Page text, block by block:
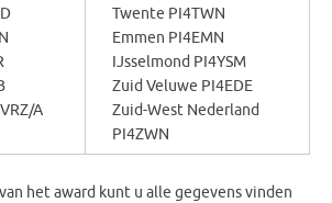
A
Twente PI4TWN
Emmen PI4EMN
IJsselmond PI4YSM
Zuid Veluwe PI4EDE
Zuid-West Nederland
PI4ZWN
het award kunt u alle gegevens vinden